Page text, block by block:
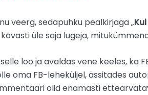
veerg, sedapuhku pealkirjaga „
üle saja lugeja,
loo ja avaldas vene keeles,
oma FB-leheküljel, ässitades
olid enamasti